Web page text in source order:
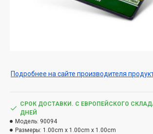
Подробнее на сайте производителя
СРОК ДОСТАВКИ. С ЕВРОПЕЙСКОГО
ДНЕЙ
Модель: 90094
Размеры: 1.00cm x 1.00cm x 1.00cm